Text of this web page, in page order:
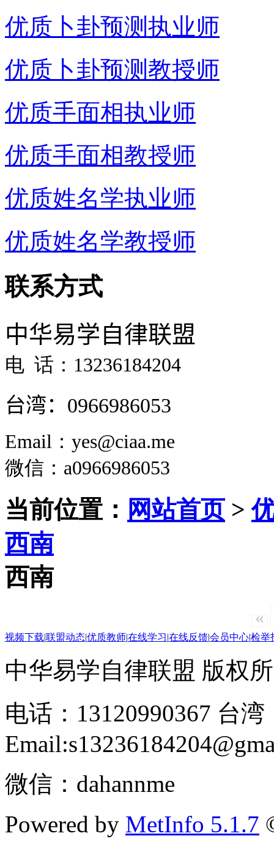
优质卜卦预测执业师
优质卜卦预测教授师
优质手面相执业师
优质手面相教授师
优质姓名学执业师
优质姓名学教授师
联系方式
中华易学自律联盟
电 话：13236184204
台湾： 0966986053
Email：yes@ciaa.me
微信 ：a0966986053
当前位置： 网站首页>
西南
西南
«
视频下载|联盟动态|优质教师|在线学习|在线反馈|会员中心|检举
中华易学自律联盟 版权
电话：13120990367 台湾
微信：dahannme
Powered by MetInfo 5.1.7